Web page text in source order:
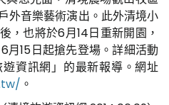
外音樂藝術演出。此外清境小
，也將於6月14日重新開園，
月15日起搶先登場。詳細活動
資訊網」的最新報導。網址
。